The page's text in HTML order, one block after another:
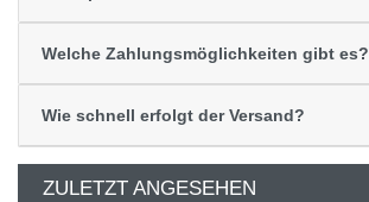
Welche Zahlungsmöglichkeiten gibt es?
Wie schnell erfolgt der Versand?
ZULETZT ANGESEHEN